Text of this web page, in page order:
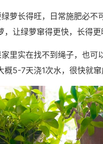
萝长得旺，日常施肥必不
，让绿萝窜得更快，长得更
里实在找不到绳子，也可
概5-7天浇1次水，很快就窜